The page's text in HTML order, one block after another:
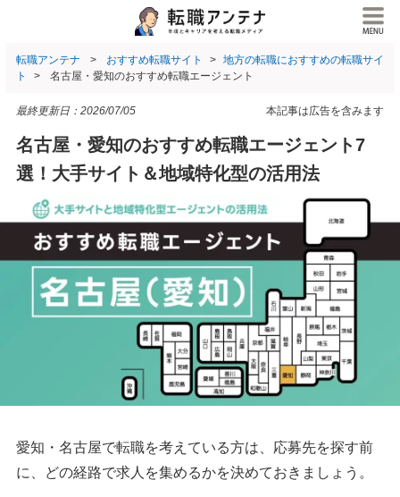
転職アンテナ おすすめ転職サイト
地方の転職におすすめの転職サイ
ト
名古屋・愛知のおすすめ転職エージェント
本記事は広告を含みます
最終更新日： 2026/07/05
名古屋・愛知のおすすめ転職エージェント7
選！大手サイト＆地域特化型の活用法
愛知・名古屋で転職を考えている方は、応募先を探す前
に、どの経路で求人を集めるかを決めておきましょう。